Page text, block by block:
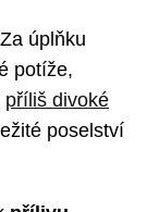
úplňku
potíže,
příliš divoké
poselství